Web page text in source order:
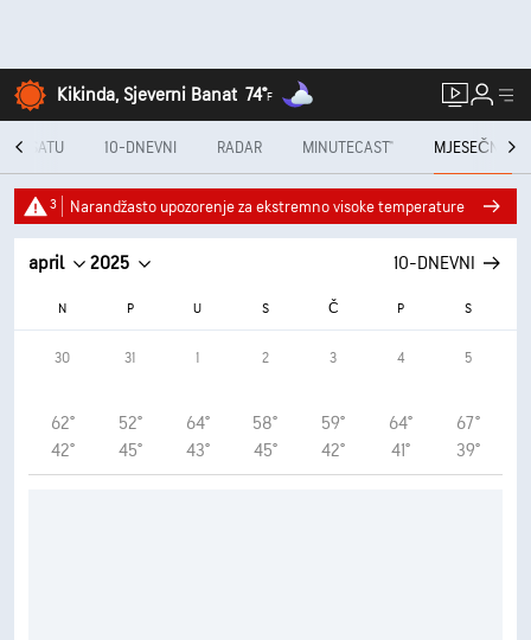
Kikinda, Sjeverni Banat 74°F
PO SATU 10-DNEVNI RADAR MINUTECAST® MJESEČNO
3 Narandžasto upozorenje za ekstremno visoke temperature
april 2025 10-DNEVNI
N P U S Č P S
30
62°
42°
31
52°
45°
1
64°
43°
2
58°
45°
3
59°
42°
4
64°
41°
5
67°
39°